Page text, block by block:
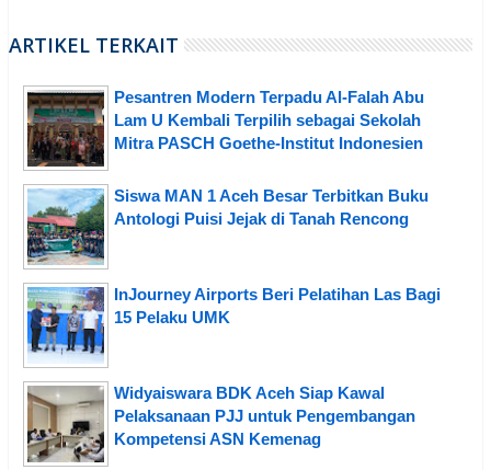
ARTIKEL TERKAIT
Pesantren Modern Terpadu Al-Falah Abu
Lam U Kembali Terpilih sebagai Sekolah
Mitra PASCH Goethe-Institut Indonesien
Siswa MAN 1 Aceh Besar Terbitkan Buku
Antologi Puisi Jejak di Tanah Rencong
InJourney Airports Beri Pelatihan Las Bagi
15 Pelaku UMK
Widyaiswara BDK Aceh Siap Kawal
Pelaksanaan PJJ untuk Pengembangan
Kompetensi ASN Kemenag